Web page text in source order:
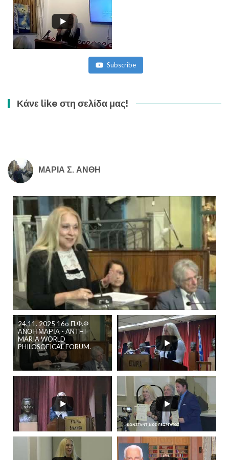
Subscribe
Κάνε like στη σελίδα μας!
ΜΑΡΙΑ Σ. ΑΝΘΗ
24.11. 2025 16o Π.Φ.Φ
ΑΝΘΗ ΜΑΡΙΑ - ANTHI
MARIA WORLD
PHILOSOFICAL FORUM.